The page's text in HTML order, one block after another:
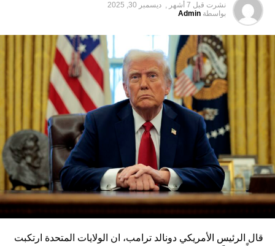
نشرت قبل 7 أشهر ,
ديسمبر 30, 2025
بواسطة Admin
قال الرئيس الأمريكي دونالد ترامب، ان الولايات المتحدة ارتكبت